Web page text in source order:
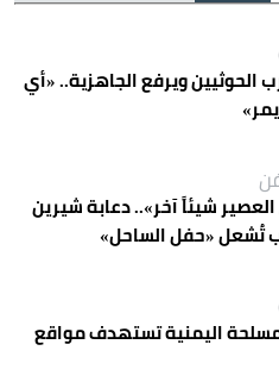
الحوثيين ويرفع الجاهزية.. «أي
شيئاً آخر».. دعابة شيرين
تُشعل «حفل الساحل»
اليمنية تستهدف مواقع